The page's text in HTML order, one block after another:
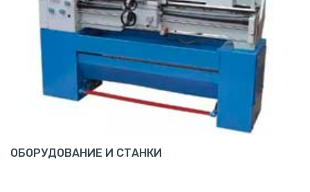
ОБОРУДОВАНИЕ И СТАНКИ